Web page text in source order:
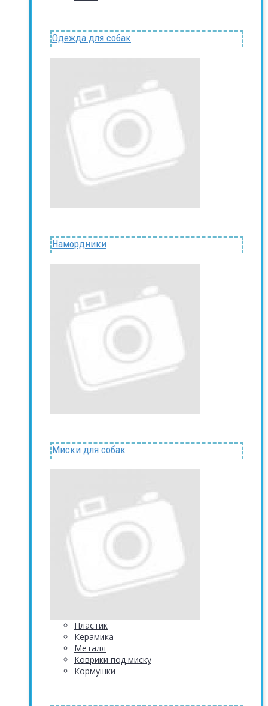
Одежда для собак
Намордники
Миски для собак
Пластик
Керамика
Металл
Коврики под миску
Кормушки